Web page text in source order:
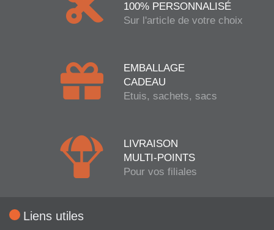
100% PERSONNALISÉ
Sur l'article de votre choix
EMBALLAGE
CADEAU
Etuis, sachets, sacs
LIVRAISON
MULTI-POINTS
Pour vos filiales
Liens utiles